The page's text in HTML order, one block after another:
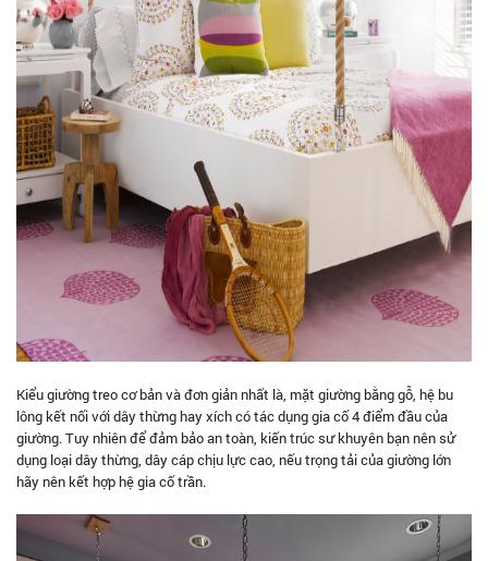
Kiểu giường treo cơ bản và đơn giản nhất là, mặt giường bằng gỗ, hệ bu
lông kết nối với dây thừng hay xích có tác dụng gia cố 4 điểm đầu của
giường. Tuy nhiên để đảm bảo an toàn, kiến trúc sư khuyên bạn nên sử
dụng loại dây thừng, dây cáp chịu lực cao, nếu trọng tải của giường lớn
hãy nên kết hợp hệ gia cố trần.